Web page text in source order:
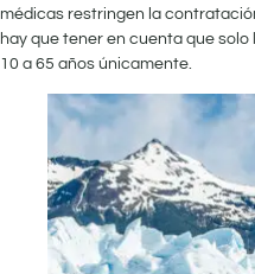
médicas restringen la
hay que tener en cuenta que
10 a 65 años únicamente.